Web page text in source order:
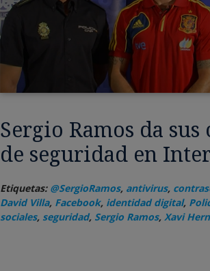
Sergio Ramos da sus
de seguridad en
Etiquetas: @SergioRamos, antivirus,
David Villa, Facebook, identidad digital,
sociales, seguridad, Sergio Ramos, Xavi